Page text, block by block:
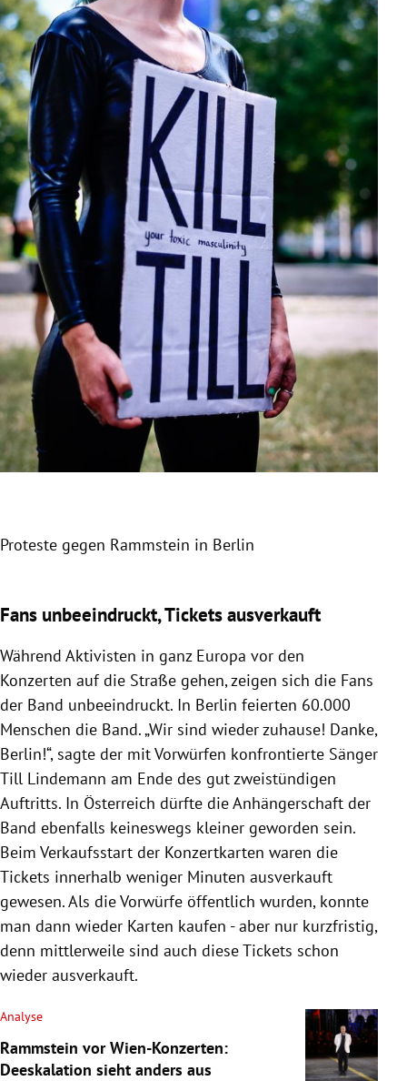
Proteste gegen Rammstein in Berlin
Fans unbeeindruckt, Tickets ausverkauft
Während Aktivisten in ganz Europa vor den
Konzerten auf die Straße gehen, zeigen sich die Fans
der Band unbeeindruckt. In Berlin feierten 60.000
Menschen die Band. „Wir sind wieder zuhause! Danke,
Berlin!“, sagte der mit Vorwürfen konfrontierte Sänger
Till Lindemann am Ende des gut zweistündigen
Auftritts. In Österreich dürfte die Anhängerschaft der
Band ebenfalls keineswegs kleiner geworden sein.
Beim Verkaufsstart der Konzertkarten waren die
Tickets innerhalb weniger Minuten ausverkauft
gewesen. Als die Vorwürfe öffentlich wurden, konnte
man dann wieder Karten kaufen - aber nur kurzfristig,
denn mittlerweile sind auch diese Tickets schon
wieder ausverkauft.
Analyse
Rammstein vor Wien-Konzerten:
Deeskalation sieht anders aus